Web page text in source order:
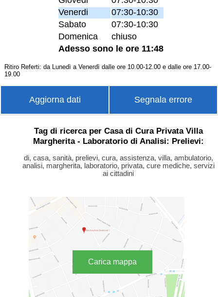
Venerdi
07:30-10:30
Sabato
07:30-10:30
Domenica
chiuso
Adesso sono le ore 11:48
Ritiro Referti: da Lunedì a Venerdì dalle ore 10.00-12.00 e dalle ore 17.00-
19.00
Aggiorna dati Segnala errore
Tag di ricerca per Casa di Cura Privata Villa
Margherita - Laboratorio di Analisi: Prelievi:
di, casa, sanità, prelievi, cura, assistenza, villa, ambulatorio,
analisi, margherita, laboratorio, privata, cure mediche, servizi
ai cittadini
Carica mappa